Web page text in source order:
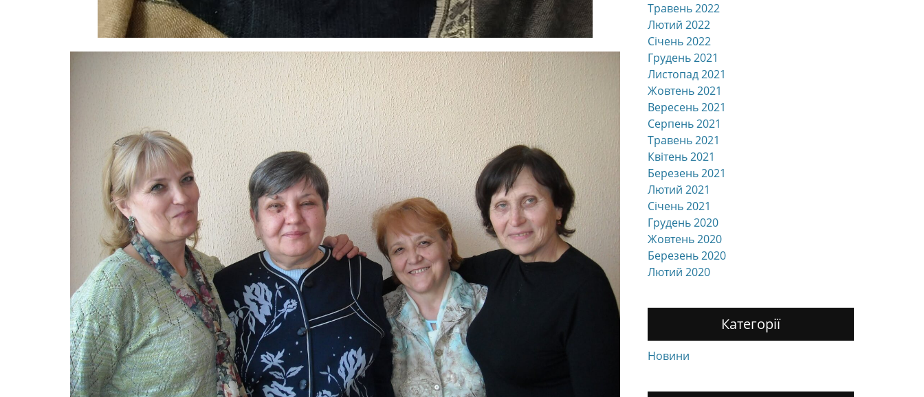
Травень 2022
Лютий 2022
Січень 2022
Грудень 2021
Листопад 2021
Жовтень 2021
Вересень 2021
Серпень 2021
Травень 2021
Квітень 2021
Березень 2021
Лютий 2021
Січень 2021
Грудень 2020
Жовтень 2020
Березень 2020
Лютий 2020
Категорії
Новини